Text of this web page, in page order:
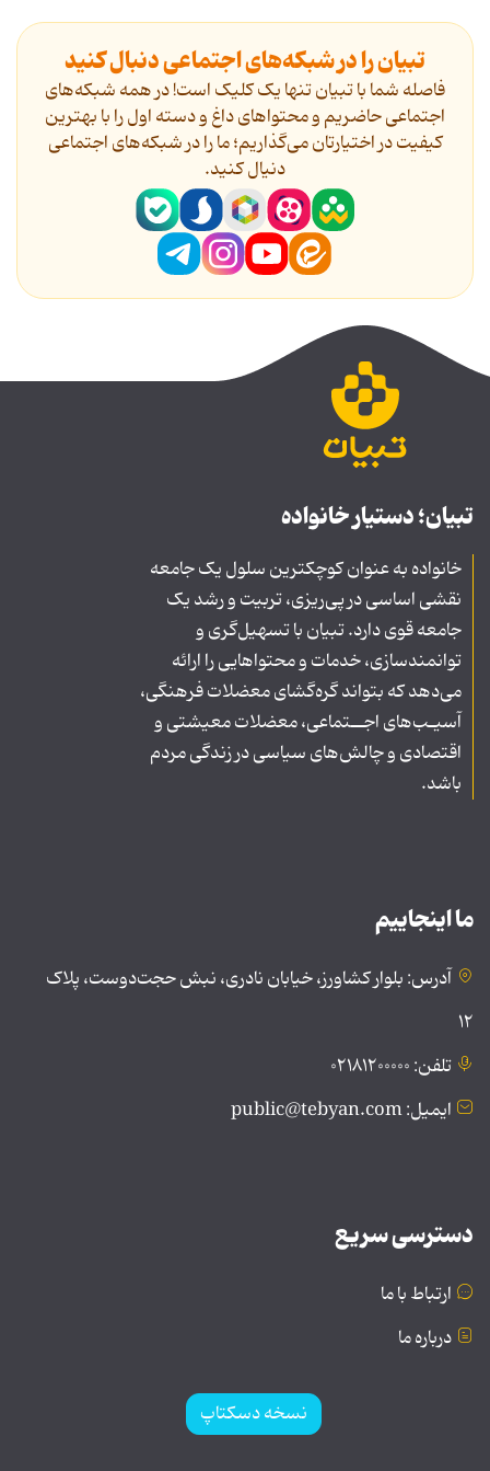
تبیان را در شبکه‌های اجتماعی دنبال کنید
فاصله شما با تبیان تنها یک کلیک است! در همه شبکه‌های
اجتماعی حاضریم و محتواهای داغ و دسته اول را با بهترین
کیفیت در اختیارتان می‌گذاریم؛ ما را در شبکه‌های اجتماعی
دنیال کنید.
تبیان؛ دستیار خانواده
خانواده به عنوان کوچکترین سلول یک جامعه
نقشی اساسی در پی‌ریزی، تربیت و رشد یک
جامعه قوی دارد. تبیان با تسهیل‌گری و
توانمندسازی، خدمات و محتواهایی را ارائه
می‌دهد که بتواند گره‌گشای معضلات فرهنگی،
آسیـب‌های اجــتماعی، معضلات معیشتی و
اقتصادی و چالش‌های سیاسی در زندگی مردم
باشد.
ما اینجاییم
آدرس: بلوار کشاورز، خیابان نادری، نبش حجت‌دوست، پلاک
۱۲
تلفن: ۰۲۱۸۱۲۰۰۰۰۰
ایمیل: public@tebyan.com
دسترسی سریع
ارتباط با ما
درباره ما
نسخه دسکتاپ